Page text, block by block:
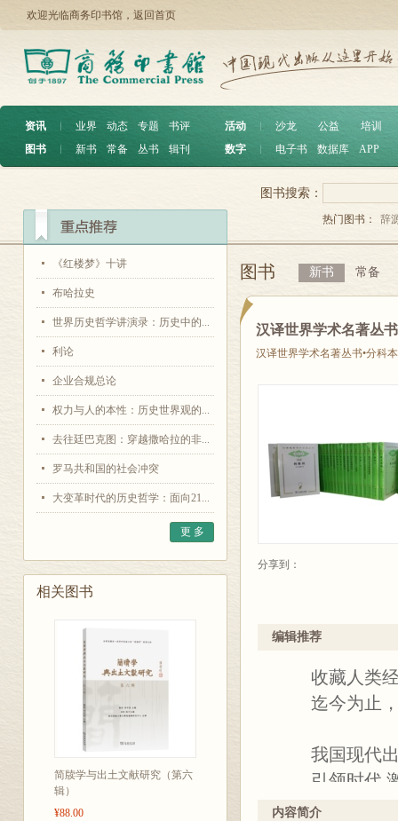
欢迎光临商务印书馆， 返回首页
资讯 ︱ 业界 动态 专题
书评
图书
︱ 新书 常备 丛书 辑刊
活动 沙龙 公益
培训
数字
电子书 数据库 APP
《红楼梦》十讲
布哈拉史
世界历史哲学讲演录：历史中的...
利论
企业合规总论
权力与人的本性：历史世界观的...
去往廷巴克图：穿越撒哈拉的非...
罗马共和国的社会冲突
大变革时代的历史哲学：面向21...
更 多
相关图书
简牍学与出土文献研究（第六
辑）
¥88.00
图书搜索：
热门图书： 辞
图书 新书 常备
汉译世界学术名著丛
汉译世界学术名著丛书•分科
分享到：
编辑推荐
收藏人类经
迄今为止，
我国现代出
引领时代 激
内容简介